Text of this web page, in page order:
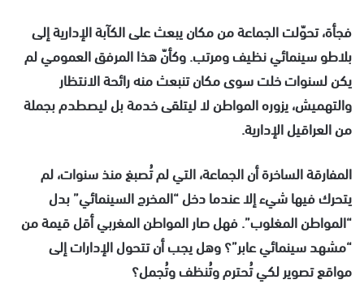
فجأة، تحوّلت الجماعة من مكان يبعث على الكآبة الإدارية إلى
بلاطو سينمائي نظيف ومرتب. وكأنّ هذا المرفق العمومي لم
يكن لسنوات خلت سوى مكان تنبعث منه رائحة الانتظار
والتهميش، يزوره المواطن لا ليتلقى خدمة بل ليصطدم بجملة
من العراقيل الإدارية.
المفارقة الساخرة أن الجماعة، التي لم تُصبغ منذ سنوات، لم
يتحرك فيها شيء إلا عندما دخل “المخرج السينمائي” بدل
“المواطن المغلوب”. فهل صار المواطن المغربي أقل قيمة من
“مشهد سينمائي عابر”؟ وهل يجب أن تتحول الإدارات إلى
مواقع تصوير لكي تُحترم وتُنظف وتُجمل؟